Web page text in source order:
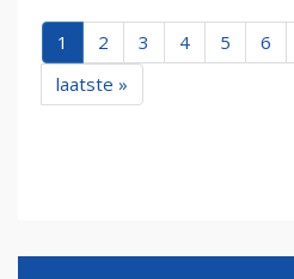
1 2 3 4 5 6
laatste »